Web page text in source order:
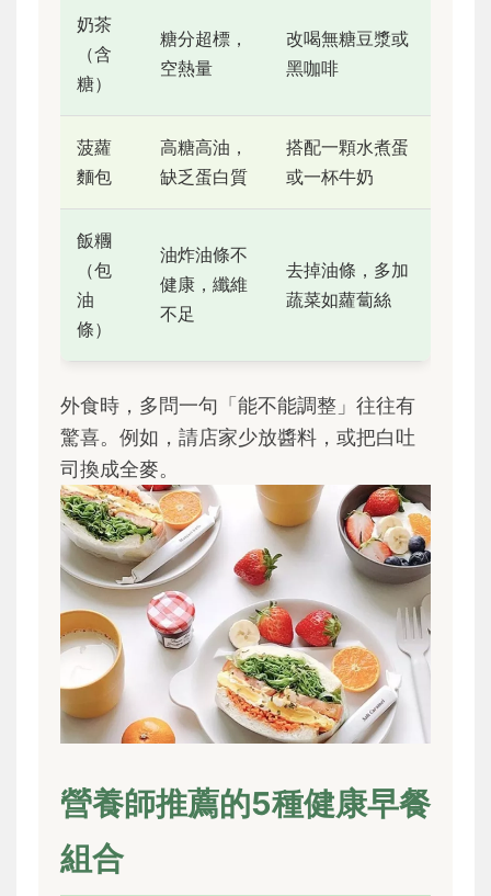
奶茶
（含
糖）
糖分超標，
空熱量
改喝無糖豆漿或
黑咖啡
菠蘿
麵包
高糖高油，
缺乏蛋白質
搭配一顆水煮蛋
或一杯牛奶
飯糰
（包
油
條）
油炸油條不
健康，纖維
不足
去掉油條，多加
蔬菜如蘿蔔絲
外食時，多問一句「能不能調整」往往有
驚喜。例如，請店家少放醬料，或把白吐
司換成全麥。
營養師推薦的5種健康早餐
組合